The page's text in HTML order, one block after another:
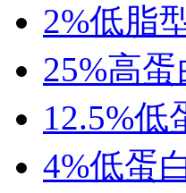
2%低脂
25%高
12.5%低
4%低蛋